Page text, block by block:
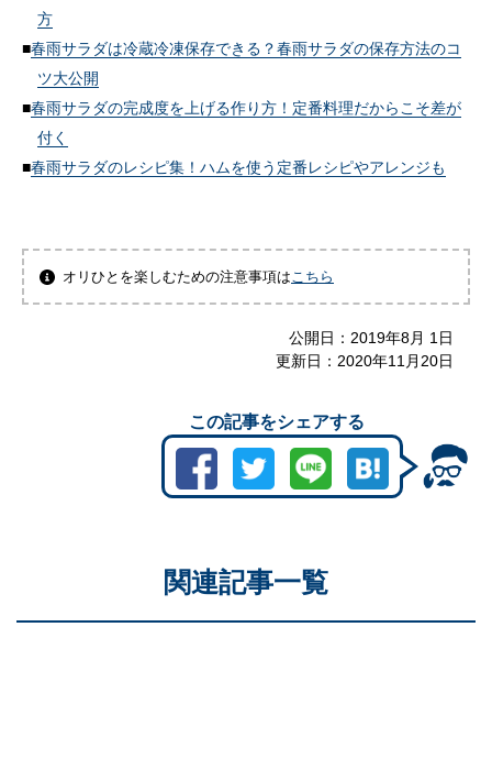
方
春雨サラダは冷蔵冷凍保存できる？春雨サラダの保存方法のコ
ツ大公開
春雨サラダの完成度を上げる作り方！定番料理だからこそ差が
付く
春雨サラダのレシピ集！ハムを使う定番レシピやアレンジも
オリひとを楽しむための注意事項は こちら
公開日： 2019年8月 1日
更新日： 2020年11月20日
この記事をシェアする
関連記事一覧